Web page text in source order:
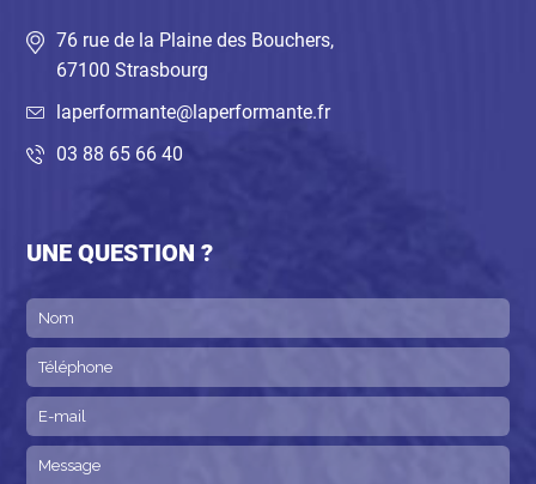
76 rue de la Plaine des Bouchers,
67100 Strasbourg
laperformante@laperformante.fr
03 88 65 66 40
UNE QUESTION ?